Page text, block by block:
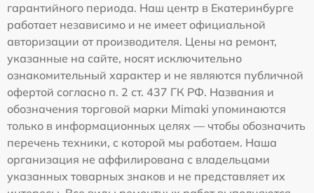
гарантийного периода. Наш центр в Екатеринбурге
работает независимо и не имеет официальной
авторизации от производителя. Цены на ремонт,
указанные на сайте, носят исключительно
ознакомительный характер и не являются публичной
офертой согласно п. 2 ст. 437 ГК РФ. Названия и
обозначения торговой марки Mimaki упоминаются
только в информационных целях — чтобы обозначить
перечень техники, с которой мы работаем. Наша
организация не аффилирована с владельцами
указанных товарных знаков и не представляет их